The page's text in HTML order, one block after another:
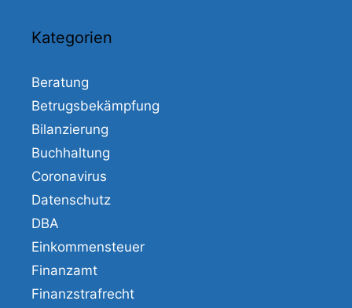
Kategorien
Beratung
Betrugsbekämpfung
Bilanzierung
Buchhaltung
Coronavirus
Datenschutz
DBA
Einkommensteuer
Finanzamt
Finanzstrafrecht